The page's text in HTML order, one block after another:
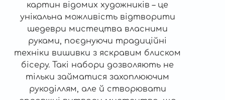
картин відомих художників – це
унікальна можливість відтворити
шедеври мистецтва власними
руками, поєднуючи традиційні
техніки вишивки з яскравим блиском
бісеру. Такі набори дозволяють не
тільки займатися захоплюючим
рукоділлям, але й створювати